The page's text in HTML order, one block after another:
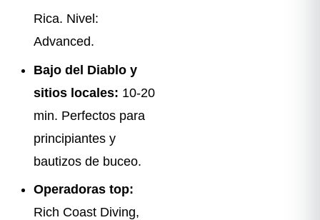
Rica. Nivel:
Advanced.
Bajo del Diablo y
sitios locales: 10-20
min. Perfectos para
principiantes y
bautizos de buceo.
Operadoras top:
Rich Coast Diving,